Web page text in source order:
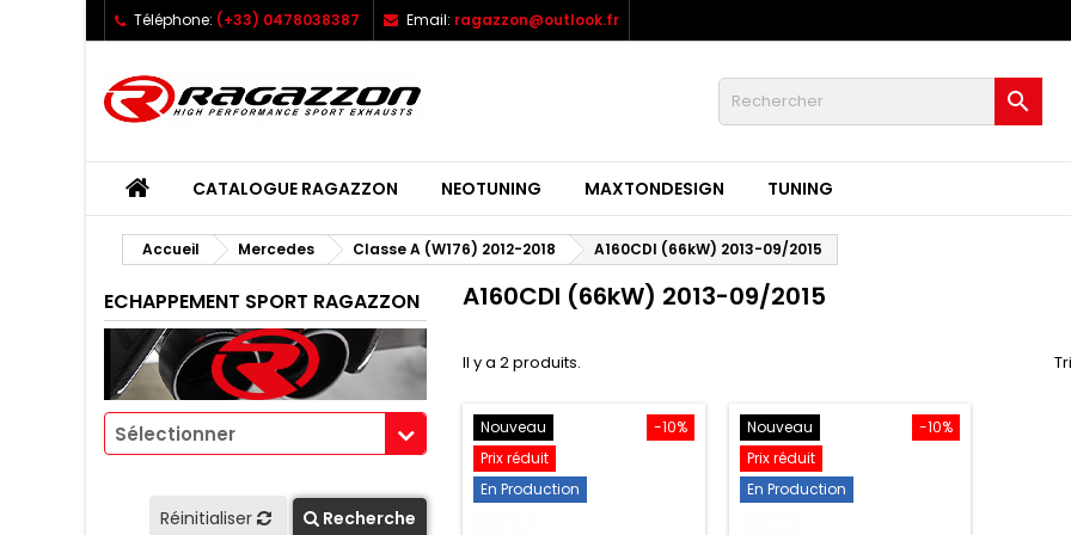
Téléphone: (+33) 0478038387 Email: ragazzon@outlook.fr

CATALOGUE RAGAZZON NEOTUNING MAXTONDESIGN TUNING
Accueil Mercedes Classe A (W176) 2012-2018 A160CDI (66kW) 2013-09/2015
ECHAPPEMENT SPORT RAGAZZON
Sélectionner
Réinitialiser Recherche
A160CDI (66kW) 2013-09/2015
Il y a 2 produits.
-10%
Nouveau
Prix réduit
En Production
-10%
Nouveau
Prix réduit
En Production